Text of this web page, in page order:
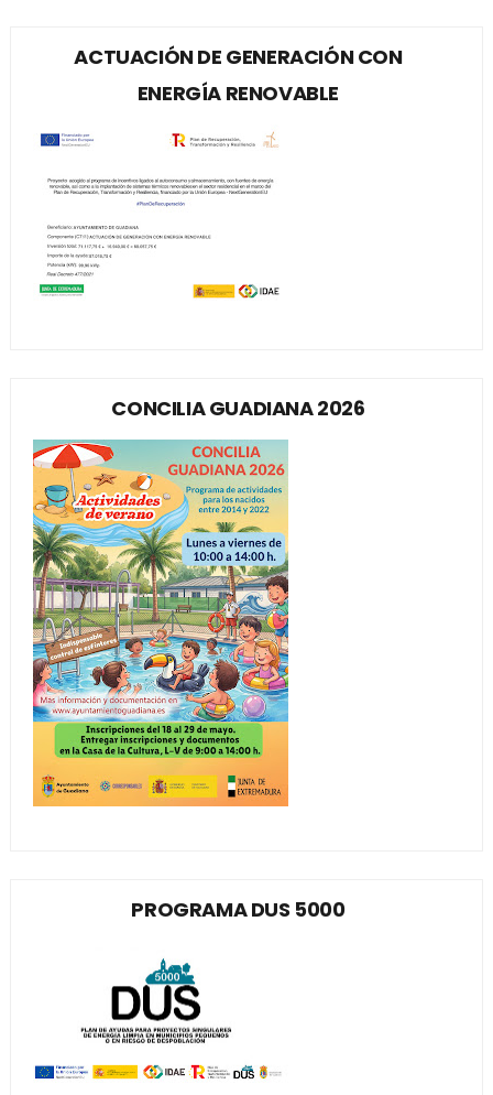
ACTUACIÓN DE GENERACIÓN CON
ENERGÍA RENOVABLE
CONCILIA GUADIANA 2026
PROGRAMA DUS 5000